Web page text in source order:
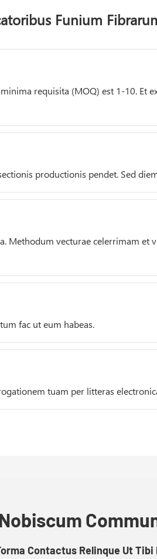
Funium
requisita (MOQ) est 1-10. Et
productionis pendet. Sed
Methodum vecturae celerrimam
fac ut eum habeas.
tuam per litteras
Nobiscum
Contactus Relinque Ut